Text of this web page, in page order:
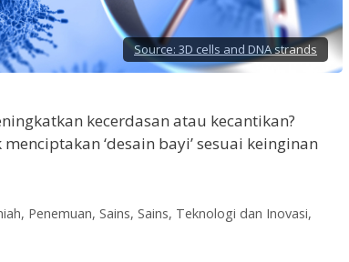
Source: 3D cells and DNA strands
kecerdasan atau kecantikan?
‘desain bayi’ sesuai keinginan
, Penemuan, Sains, Sains, Teknologi dan Inovasi,